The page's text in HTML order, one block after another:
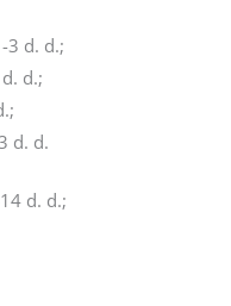
3 d. d.;
d.;
d. d.
d. d.;